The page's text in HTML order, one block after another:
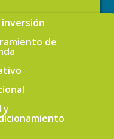
de
y